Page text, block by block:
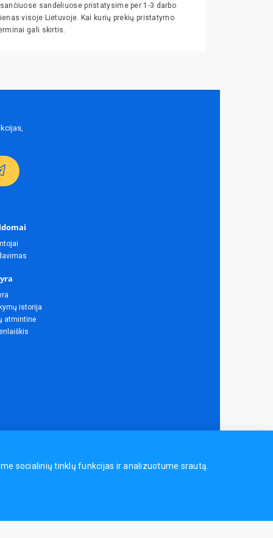
sandėliuose pristatysime per 1-3 darbo
visoje Lietuvoje. Kai kurių prekių pristatymo
gali skirtis.
istorija
atmintinė
socialinių tinklų funkcijas ir analizuotume srautą.